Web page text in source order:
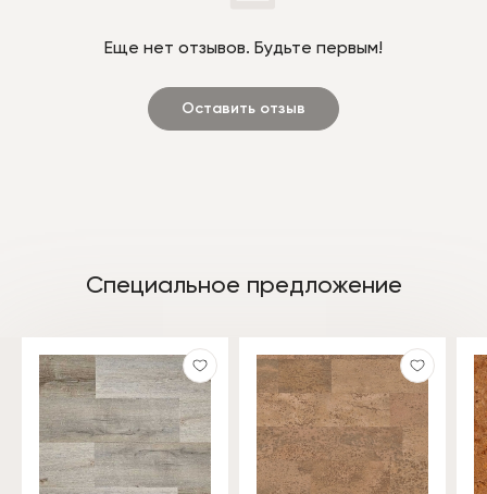
Еще нет отзывов. Будьте первым!
Оставить отзыв
Специальное предложение